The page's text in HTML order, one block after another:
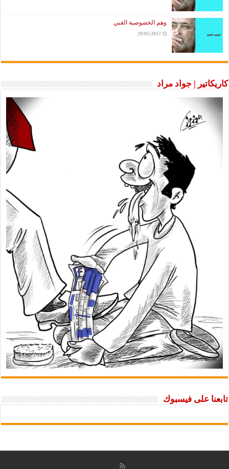
وهم الخصوصية الغبي
29/05/2017
كاريكاتير | جواد مراد
تابعنا على فيسبوك